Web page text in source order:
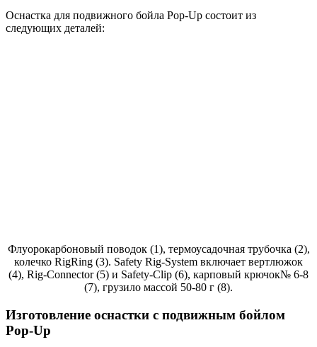
Оснастка для подвижного бойла Pop-Up состоит из
следующих деталей:
Флуорокарбоновый поводок (1), термоусадочная трубочка (2),
колечко RigRing (3). Safety Rig-System включает вертлюжок
(4), Rig-Connector (5) и Safety-Clip (6), карповый крючок№ 6-8
(7), грузило массой 50-80 г (8).
Изготовление оснастки с подвижным бойлом
Pop-Up